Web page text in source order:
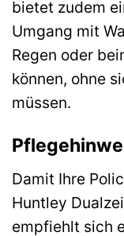
bietet zudem
Umgang mit
Regen oder
können, ohne
müssen.
Damit Ihre
Huntley
empfiehlt sich